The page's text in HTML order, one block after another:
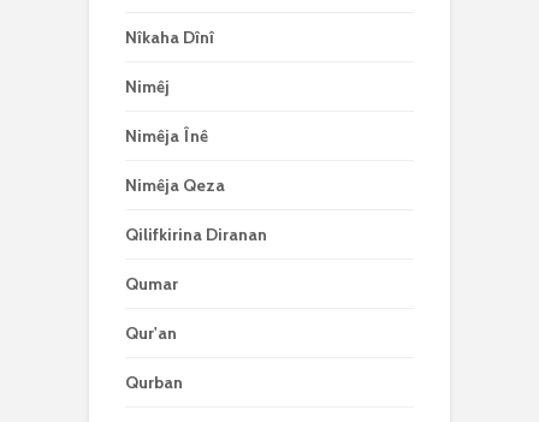
Nîkaha Dînî
Nimêj
Nimêja Înê
Nimêja Qeza
Qilifkirina Diranan
Qumar
Qur'an
Qurban